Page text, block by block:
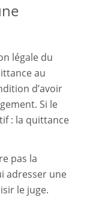
légale du
au
d’avoir
Si le
: la quittance
pas la
adresser une
le juge.